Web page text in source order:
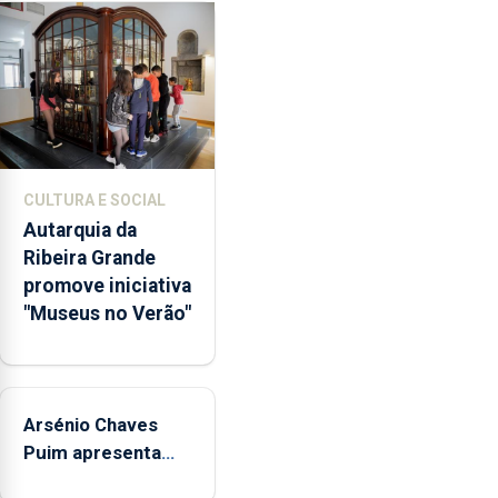
a
abertura
dos
museus
e
núcleos
integrados
na
Rede
Municipal
de
aos
durante
o
CULTURA E SOCIAL
Autarquia da
Ribeira Grande
promove iniciativa
"Museus no Verão"
Arsénio Chaves
Puim apresenta